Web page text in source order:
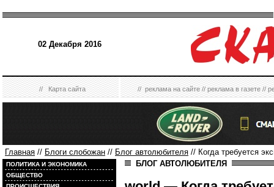
02 Декабря 2016
//Карта сайта //реклама на сайте//реклама в газете//
Главная // Блоги слобожан // Блог автолюбителя // Когда требуется
ПОЛИТИКА И ЭКОНОМИКА
ОБЩЕСТВО
БЛОГ АВТОЛЮБИТЕЛЯ